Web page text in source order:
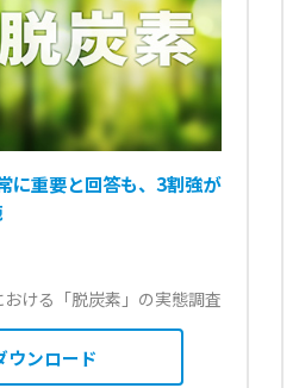
に重要と回答も、3割強が
ける「脱炭素」の実態調査
ウンロード